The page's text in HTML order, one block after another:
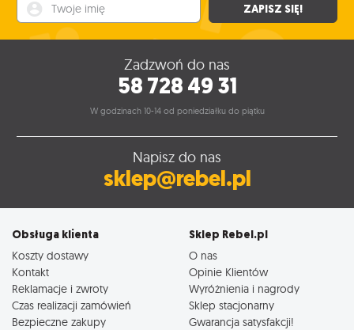
ZAPISZ SIĘ!
Zadzwoń do nas
58 728 49 31
W godzinach 10-14 od poniedziałku do piątku
Napisz do nas
sklep@rebel.pl
Obsługa klienta
Koszty dostawy
Kontakt
Reklamacje i zwroty
Czas realizacji zamówień
Bezpieczne zakupy
Sklep Rebel.pl
O nas
Opinie Klientów
Wyróżnienia i nagrody
Sklep stacjonarny
Gwarancja satysfakcji!